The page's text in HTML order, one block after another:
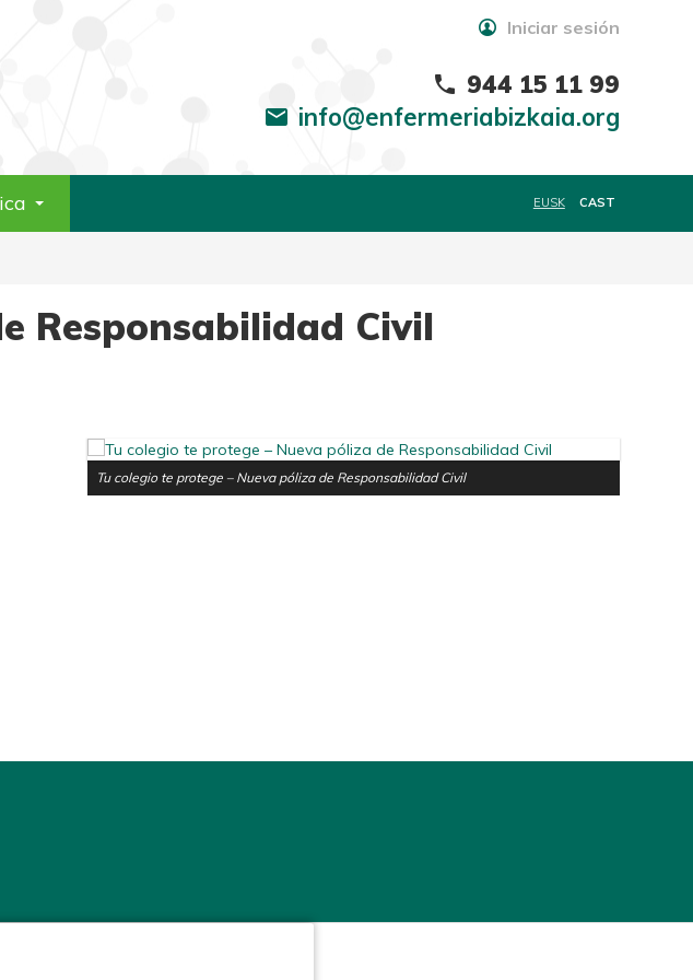
Iniciar sesión
phone 944 15 11 99
mail info@enfermeriabizkaia.org
EUSK CAST
Responsabilidad Civil
Tu colegio te protege – Nueva póliza de Responsabilidad Civil